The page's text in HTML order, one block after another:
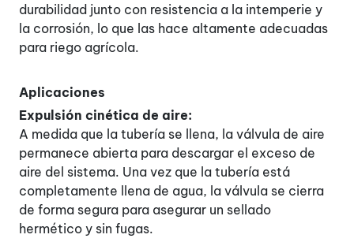
durabilidad junto con resistencia a la intemperie y
la corrosión, lo que las hace altamente adecuadas
para riego agrícola.
Aplicaciones
Expulsión cinética de aire:
A medida que la tubería se llena, la válvula de aire
permanece abierta para descargar el exceso de
aire del sistema. Una vez que la tubería está
completamente llena de agua, la válvula se cierra
de forma segura para asegurar un sellado
hermético y sin fugas.